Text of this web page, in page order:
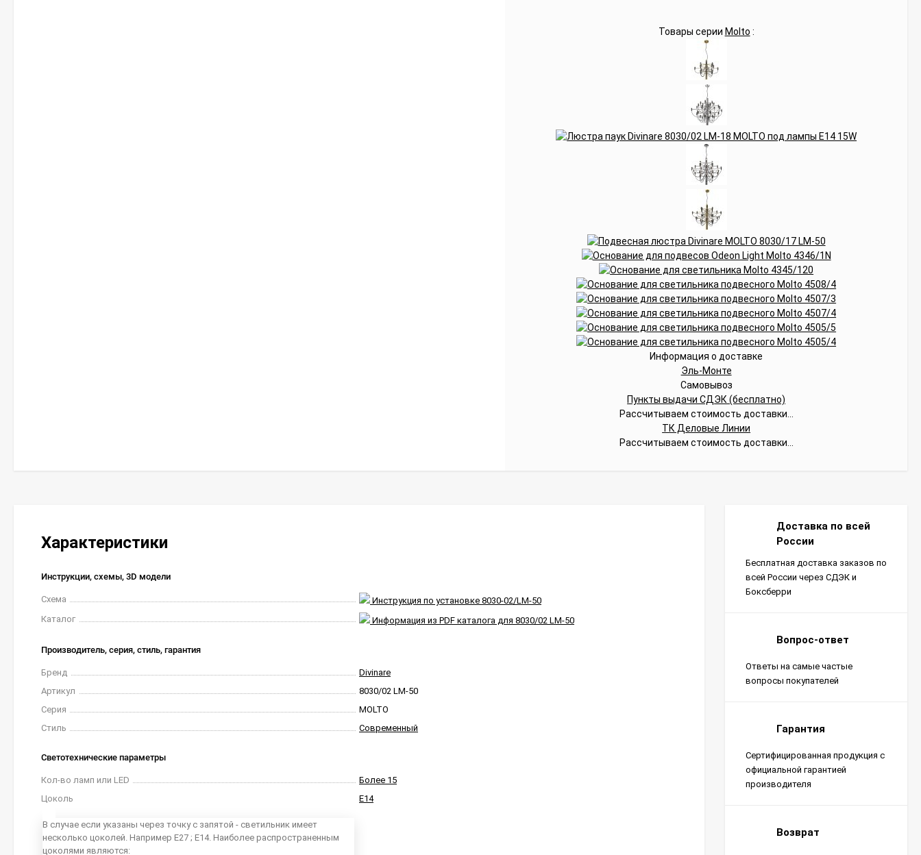
Товары серии Molto :
Информация о доставке
Эль-Монте
Самовывоз
Пункты выдачи СДЭК (бесплатно)
Рассчитываем стоимость доставки...
ТК Деловые Линии
Рассчитываем стоимость доставки...
Характеристики
Инструкции, схемы, 3D модели
Схема
Инструкция по установке 8030-02/LM-50
Каталог
Информация из PDF каталога для 8030/02 LM-50
Производитель, серия, стиль, гарантия
Бренд
Divinare
Артикул
8030/02 LM-50
Серия
MOLTO
Стиль
Современный
Светотехнические параметры
Кол-во ламп или LED
Более 15
Цоколь
В случае если указаны через точку с запятой - светильник имеет
несколько цоколей. Например E27 ; E14. Наиболее распространенным
цоколями являются:
E14
Доставка по всей
России
Бесплатная доставка заказов по
всей России через СДЭК и
Боксберри
Вопрос-ответ
Ответы на самые частые
вопросы покупателей
Гарантия
Сертифицированная продукция с
официальной гарантией
производителя
Возврат